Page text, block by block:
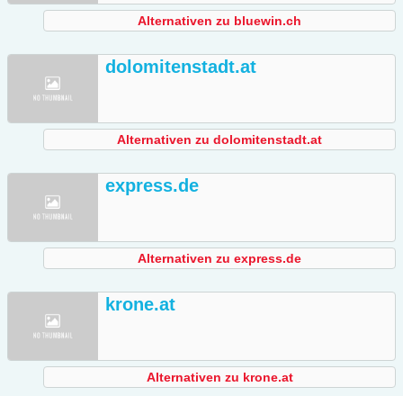
Alternativen zu bluewin.ch
dolomitenstadt.at
Alternativen zu dolomitenstadt.at
express.de
Alternativen zu express.de
krone.at
Alternativen zu krone.at